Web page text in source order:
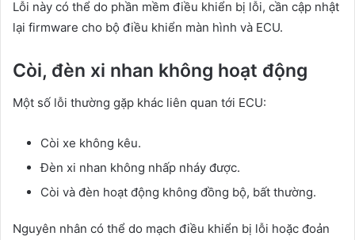
Lỗi này có thể do phần mềm điều khiển bị lỗi, cần cập nhật
lại firmware cho bộ điều khiển màn hình và ECU.
Còi, đèn xi nhan không hoạt động
Một số lỗi thường gặp khác liên quan tới ECU:
Còi xe không kêu.
Đèn xi nhan không nhấp nháy được.
Còi và đèn hoạt động không đồng bộ, bất thường.
Nguyên nhân có thể do mạch điều khiển bị lỗi hoặc đoản